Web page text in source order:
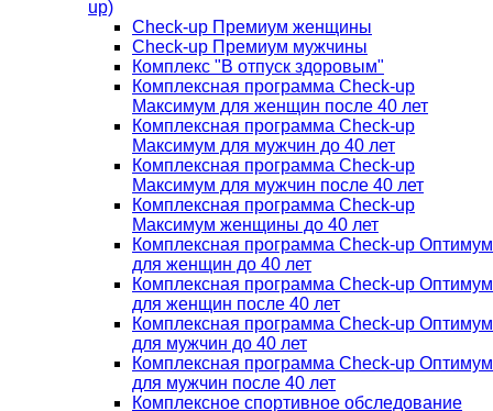
up)
Check-up Премиум женщины
Check-up Премиум мужчины
Комплекс "В отпуск здоровым"
Комплексная программа Check-up
Максимум для женщин после 40 лет
Комплексная программа Check-up
Максимум для мужчин до 40 лет
Комплексная программа Check-up
Максимум для мужчин после 40 лет
Комплексная программа Check-up
Максимум женщины до 40 лет
Комплексная программа Check-up Оптимум
для женщин до 40 лет
Комплексная программа Check-up Оптимум
для женщин после 40 лет
Комплексная программа Check-up Оптимум
для мужчин до 40 лет
Комплексная программа Check-up Оптимум
для мужчин после 40 лет
Комплексное спортивное обследование